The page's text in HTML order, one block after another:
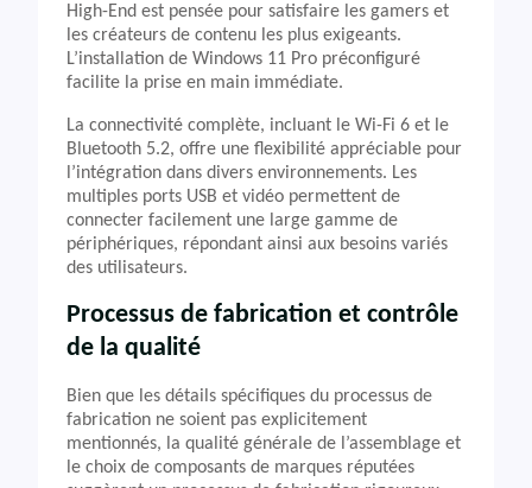
High-End est pensée pour satisfaire les gamers et
les créateurs de contenu les plus exigeants.
L’installation de Windows 11 Pro préconfiguré
facilite la prise en main immédiate.
La connectivité complète, incluant le Wi-Fi 6 et le
Bluetooth 5.2, offre une flexibilité appréciable pour
l’intégration dans divers environnements. Les
multiples ports USB et vidéo permettent de
connecter facilement une large gamme de
périphériques, répondant ainsi aux besoins variés
des utilisateurs.
Processus de fabrication et contrôle
de la qualité
Bien que les détails spécifiques du processus de
fabrication ne soient pas explicitement
mentionnés, la qualité générale de l’assemblage et
le choix de composants de marques réputées